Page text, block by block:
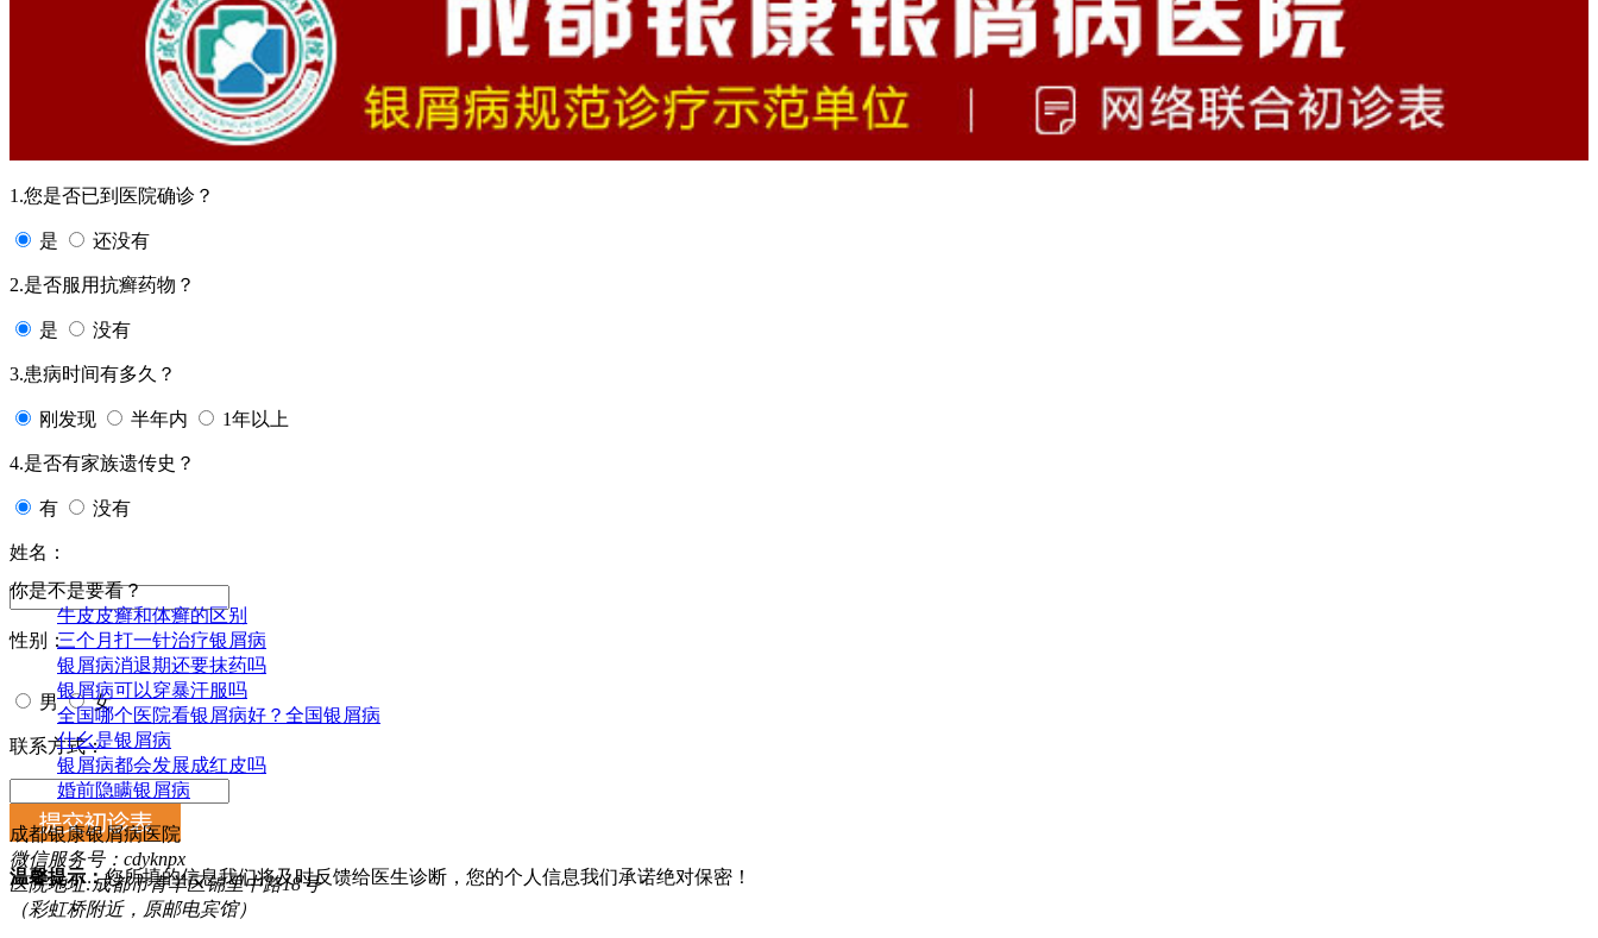
1.您是否已到医院确诊？
是 还没有
2.是否服用抗癣药物？
是 没有
3.患病时间有多久？
刚发现 半年内 1年以上
4.是否有家族遗传史？
有 没有
姓名：
性别：
男 女
联系方式：
温馨提示：您所填的信息我们将及时反馈给医生诊断，您的个人信息我们承诺绝对保密！
你是不是要看？
牛皮皮癣和体癣的区别
三个月打一针治疗银屑病
银屑病消退期还要抹药吗
银屑病可以穿暴汗服吗
全国哪个医院看银屑病好？全国银屑病
什幺是银屑病
银屑病都会发展成红皮吗
婚前隐瞒银屑病
成都银康银屑病医院
微信服务号：cdyknpx
医院地址:成都市青羊区锦里中路18号
（彩虹桥附近，原邮电宾馆）